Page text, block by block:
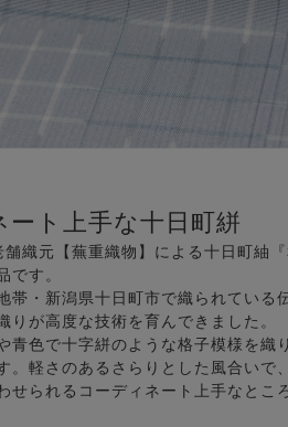
ート上手な十日町絣
舗織元【蕪重織物】による十日町紬
です。
帯・新潟県十日町市で織られてい
りが高度な技術を育んできました。
青色で十字絣のような格子模様を
。軽さのあるさらりとした風合い
せられるコーディネート上手なと